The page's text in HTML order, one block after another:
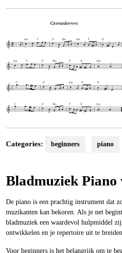
Categories: beginners piano
Bladmuziek Piano
De piano is een prachtig instrument dat
muzikanten kan bekoren. Als je net
bladmuziek een waardevol hulpmiddel
ontwikkelen en je repertoire uit te
Voor beginners is het belangrijk om te